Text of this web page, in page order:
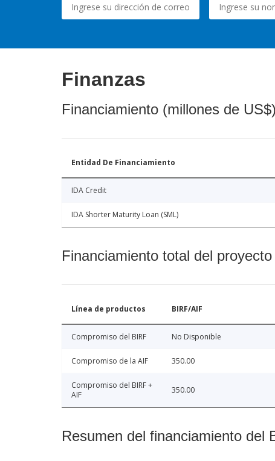
Finanzas
Financiamiento (millones de US$)
Entidad De Financiamiento
IDA Credit
IDA Shorter Maturity Loan (SML)
Financiamiento total del
Línea de productos BIRF/AIF
Compromiso del BIRF No Disponible
Compromiso de la AIF 350.00
Compromiso del BIRF +
AIF
350.00
Resumen del financiamiento del